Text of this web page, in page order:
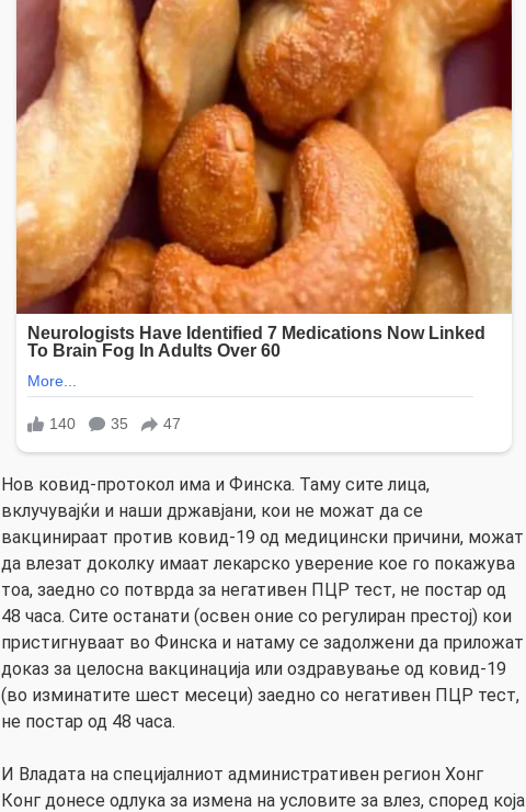
Нов ковид-протокол има и Финска. Таму сите лица,
вклучувајќи и наши државјани, кои не можат да се
вакцинираат против ковид-19 од медицински причини, можат
да влезат доколку имаат лекарско уверение кое го покажува
тоа, заедно со потврда за негативен ПЦР тест, не постар од
48 часа. Сите останати (освен оние со регулиран престој) кои
пристигнуваат во Финска и натаму се задолжени да приложат
доказ за целосна вакцинација или оздравување од ковид-19
(во изминатите шест месеци) заедно со негативен ПЦР тест,
не постар од 48 часа.
И Владата на специјалниот административен регион Хонг
Конг донесе одлука за измена на условите за влез, според која